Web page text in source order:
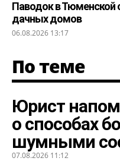
Паводок в Тюменской
дачных домов
06.08.2026 13:17
По теме
Юрист
о способах
шумными
07.08.2026 11:12